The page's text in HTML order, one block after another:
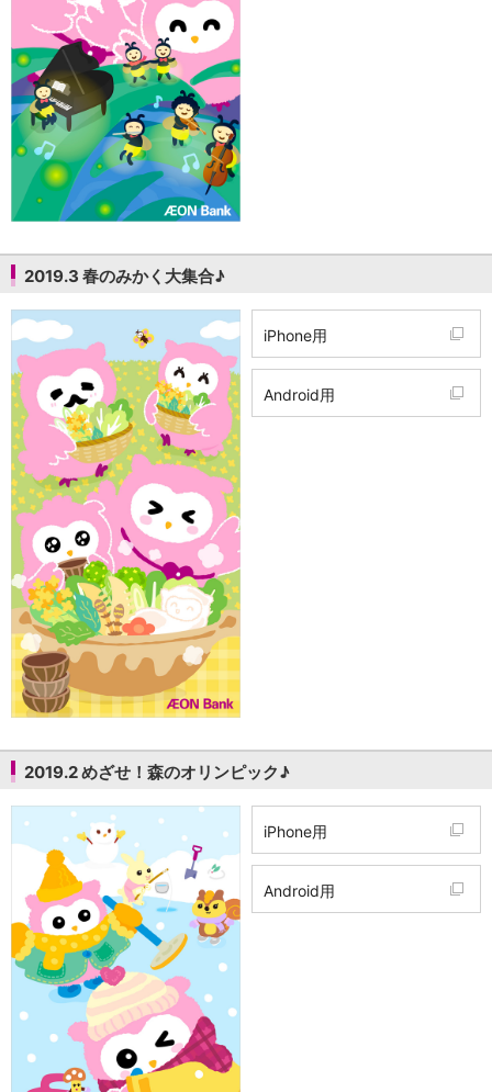
2019.3 春のみかく大集合♪
iPhone用
Android用
2019.2 めざせ！森のオリンピック♪
iPhone用
Android用